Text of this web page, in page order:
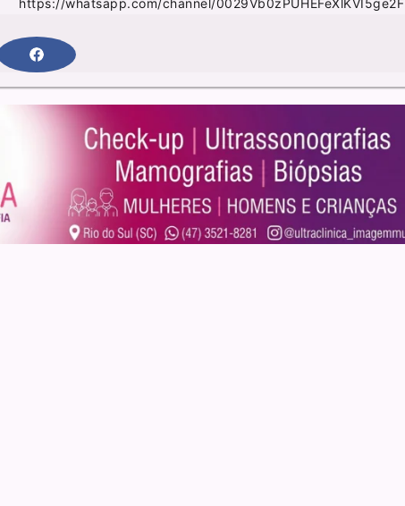
https://whatsapp.com/channel/0029Vb0zPUHEFeXlKVI5ge2F